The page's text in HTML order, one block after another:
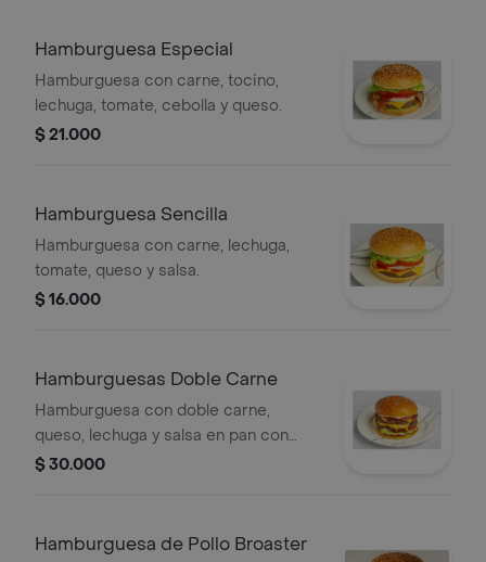
Hamburguesa Especial
Hamburguesa con carne, tocino,
lechuga, tomate, cebolla y queso.
$ 21.000
Hamburguesa Sencilla
Hamburguesa con carne, lechuga,
tomate, queso y salsa.
$ 16.000
Hamburguesas Doble Carne
Hamburguesa con doble carne,
queso, lechuga y salsa en pan con
ajonjolí.
$ 30.000
Hamburguesa de Pollo Broaster